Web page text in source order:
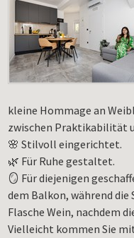
kleine Hommage an
zwischen Praktikabilität
🌸 Stilvoll eingerichtet.
🌿 Für Ruhe gestaltet.
🪞 Für diejenigen
dem Balkon, während die
Flasche Wein, nachdem
Vielleicht kommen Sie